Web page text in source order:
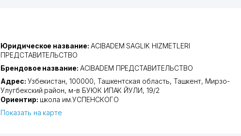
Юридическое название: ACIBADEM SAGLIK HIZMETLERI
ПРЕДСТАВИТЕЛЬСТВО
Брендовое название: ACIBADEM ПРЕДСТАВИТЕЛЬСТВО
Адрес: Узбекистан, 100000, Ташкентская область, Ташкент, Мирзо-
Улугбекский район, м-в БУЮК ИПАК ЙУЛИ, 19/2
Ориентир: школа им.УСПЕНСКОГО
Показать на карте